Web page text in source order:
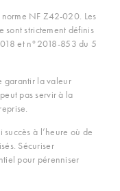
NF Z42-020. Les
sont strictement définis
et n°2018-853 du 5
garantir la valeur
pas servir à la
à l’heure où de
Sécuriser
pour pérenniser